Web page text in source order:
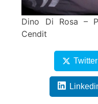
Dino Di Rosa –
Cendit
Twitter